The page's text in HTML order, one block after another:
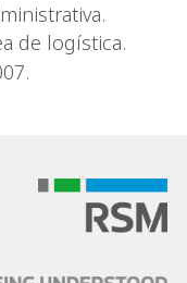
de logística.